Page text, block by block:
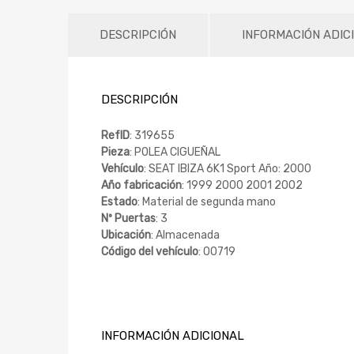
DESCRIPCIÓN INFORMACIÓN
DESCRIPCIÓN
RefID: 319655
Pieza: POLEA CIGUEÑAL
Vehículo: SEAT IBIZA 6K1 Sport Año: 2000
Año fabricación: 1999 2000 2001 2002
Estado: Material de segunda mano
Nº Puertas: 3
Ubicación: Almacenada
Código del vehículo: 00719
INFORMACIÓN ADICIONAL